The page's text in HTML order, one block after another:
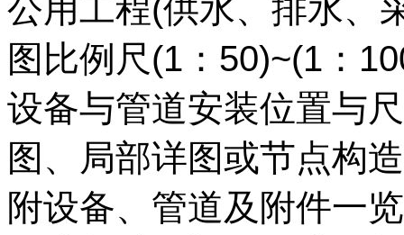
公用工程(供水、排水、
图比例尺(1：50)~(1：
设备与管道安装位置与
图、局部详图或节点构
附设备、管道及附件一